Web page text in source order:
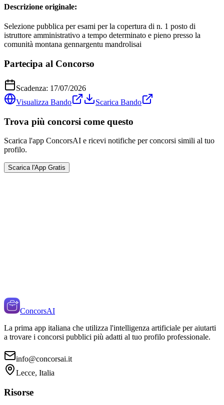
Descrizione originale:
Selezione pubblica per esami per la copertura di n. 1 posto di
istruttore amministrativo a tempo determinato e pieno presso la
comunità montana gennargentu mandrolisai
Partecipa al Concorso
Scadenza: 17/07/2026
Visualizza Bando
Scarica Bando
Trova più concorsi come questo
Scarica l'app ConcorsAI e ricevi notifiche per concorsi simili al tuo
profilo.
Scarica l'App Gratis
ConcorsAI
La prima app italiana che utilizza l'intelligenza artificiale per aiutarti
a trovare i concorsi pubblici più adatti al tuo profilo professionale.
info@concorsai.it
Lecce, Italia
Risorse